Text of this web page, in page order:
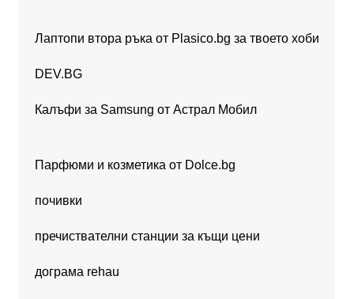
Лаптопи втора ръка от Plasico.bg за твоето хоби
DEV.BG
Калъфи за Samsung от Астрал Мобил
Парфюми и козметика от Dolce.bg
почивки
пречиствателни станции за къщи цени
дограма rehau